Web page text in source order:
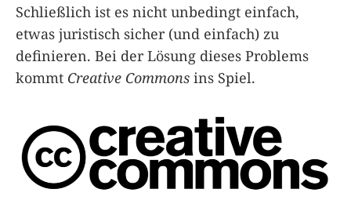
Schließlich ist es nicht unbedingt einfach,
etwas juristisch sicher (und einfach) zu
definieren. Bei der Lösung dieses Problems
kommt Creative Commons ins Spiel.